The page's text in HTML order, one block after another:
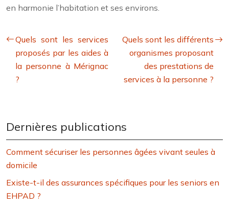
en harmonie l’habitation et ses environs.
Quels sont les services
proposés par les aides à
la personne à Mérignac
?
Quels sont les différents
organismes proposant
des prestations de
services à la personne ?
Dernières publications
Comment sécuriser les personnes âgées vivant seules à
domicile
Existe-t-il des assurances spécifiques pour les seniors en
EHPAD ?